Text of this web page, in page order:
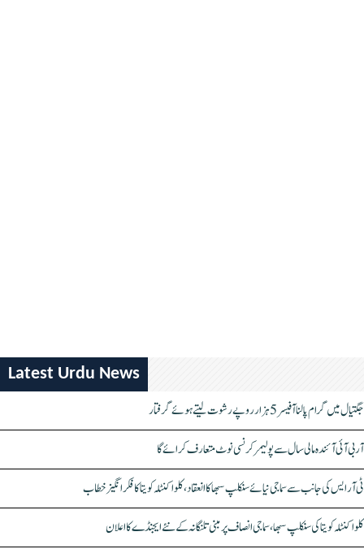
Latest Urdu News
جگتیال میں گرام پالنا آفیسر 5 ہزار روپے رشوت لیتے ہوئے گرفتار
آر بی آئی آئندہ مالی سال سے پولیمر کرنسی نوٹ متعارف کرائے گا
ٹی آر ایس کی جانب سے سماجی نیائے سنکلپ سبھا کا انعقاد، کلواکنٹلہ کویتا کا فکر انگیز خطاب
کلواکنٹلہ کویتا کی سنکلپ سبھا، سماجی انصاف پر مبنی تلنگانہ کے نئے ایجنڈے کا اعلان